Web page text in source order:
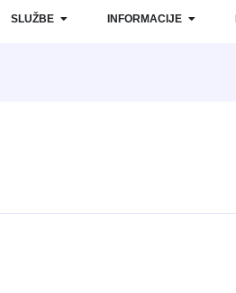
SLUŽBE INFORMACIJE